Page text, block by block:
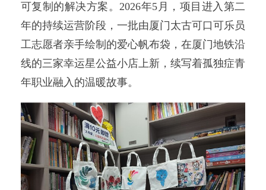
可复制的解决方案。2026年5月，项目进入第二
年的持续运营阶段，一批由厦门太古可口可乐员
工志愿者亲手绘制的爱心帆布袋，在厦门地铁沿
线的三家幸运星公益小店上新，续写着孤独症青
年职业融入的温暖故事。